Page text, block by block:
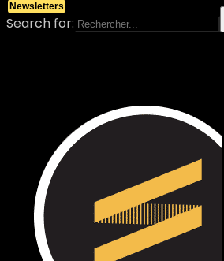
Search for:
Newsletters